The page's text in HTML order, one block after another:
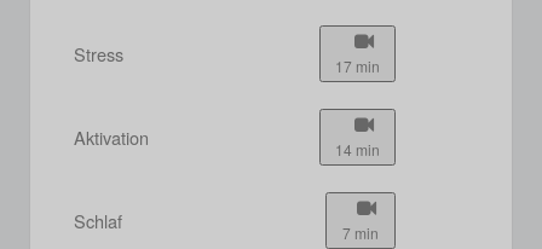
Stress 17 min
Aktivation 14 min
Schlaf 7 min